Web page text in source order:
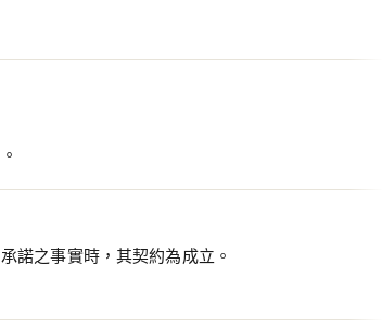
諾之事實時，其契約為成立。